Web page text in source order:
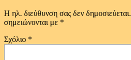
Η ηλ. διεύθυνση σας δεν δημοσιεύεται.
σημειώνονται με *
Σχόλιο *